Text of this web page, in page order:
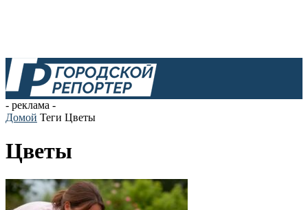
- реклама -
Домой Теги Цветы
Цветы